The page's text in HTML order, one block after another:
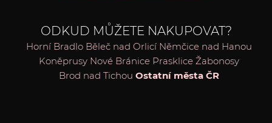
ODKUD MŮŽETE NAKUPOVAT?
Horní Bradlo Běleč nad Orlicí Němčice nad Hanou
Koněprusy Nové Bránice Prasklice Žabonosy
Brod nad Tichou Ostatní města ČR